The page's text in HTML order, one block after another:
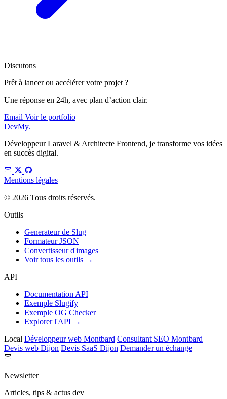
Discutons
Prêt à lancer ou accélérer votre projet ?
Une réponse en 24h, avec plan d’action clair.
Email Voir le portfolio
DevMy.
Développeur Laravel & Architecte Frontend, je transforme vos idées
en succès digital.
Mentions légales
© 2026 Tous droits réservés.
Outils
Generateur de Slug
Formateur JSON
Convertisseur d'images
Voir tous les outils →
API
Documentation API
Exemple Slugify
Exemple OG Checker
Explorer l'API →
Local Développeur web Montbard Consultant SEO Montbard
Devis web Dijon Devis SaaS Dijon Demander un échange
Newsletter
Articles, tips & actus dev